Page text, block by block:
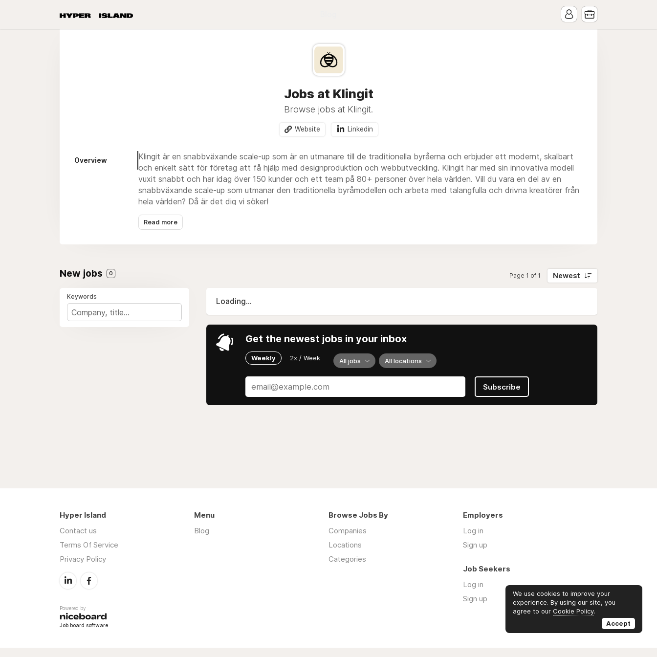
Jobs at Klingit
Browse jobs at Klingit.
Website Linkedin
Overview
Klingit är en snabbväxande scale-up som är en utmanare till de traditionella byråerna och erbjuder ett modernt, skalbart
och enkelt sätt för företag att få hjälp med designproduktion och webbutveckling. Klingit har med sin innovativa modell
vuxit snabbt och har idag över 150 kunder och ett team på 80+ personer över hela världen. Vill du vara en del av en
snabbväxande scale-up som utmanar den traditionella byråmodellen och arbeta med talangfulla och drivna kreatörer från
hela världen? Då är det dig vi söker!
Read more
New jobs 0 Page 1 of 1 Newest
Keywords
Loading...
Get the newest jobs in your inbox
Weekly 2x / Week All jobs All locations
Subscribe
Hyper Island
Contact us
Terms Of Service
Privacy Policy
Powered by
Job board software
Menu
Blog
Browse Jobs By
Companies
Locations
Categories
Employers
Log in
Sign up
Job Seekers
Log in
Sign up
We use cookies to improve your
experience. By using our site, you
agree to our Cookie Policy.
Accept